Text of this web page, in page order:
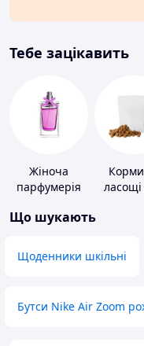
Тебе зацікавить
Жіноча
парфумерія
ласощі
Що шукають
Щоденники шкільні
Бутси Nike Air Zoom